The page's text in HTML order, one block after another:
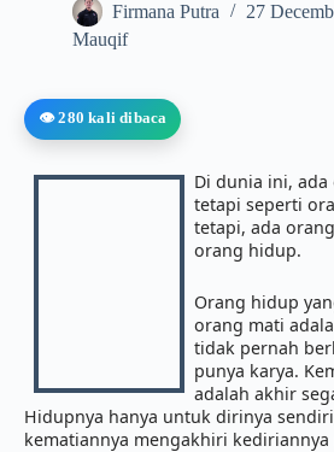
Firmana Putra
27
Mauqif
👁️ 280 kali dibaca
Di dunia ini,
tetapi seperti
tetapi, ada
orang hidup.
Orang hidup
orang mati
tidak pernah
punya karya.
adalah akhir
Hidupnya hanya untuk dirinya
kematiannya mengakhiri kediriannya